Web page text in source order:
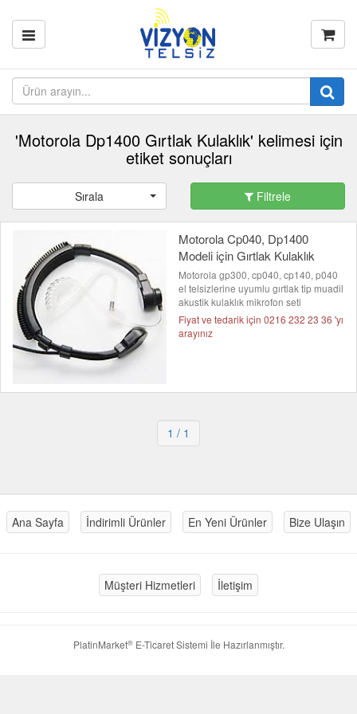
'Motorola Dp1400 Gırtlak Kulaklık' kelimesi için
etiket sonuçları
Sırala Filtrele
Motorola Cp040, Dp1400
Modeli için Gırtlak Kulaklık
Motorola gp300, cp040, cp140, p040
el telsizlerine uyumlu gırtlak tip muadil
akustik kulaklık mikrofon seti
Fiyat ve tedarik için 0216 232 23 36 'yı
arayınız
1 / 1
Ana Sayfa İndirimli Ürünler En Yeni Ürünler Bize Ulaşın
Müşteri Hizmetleri İletişim
PlatinMarket®E-Ticaret Sistemi İle Hazırlanmıştır.